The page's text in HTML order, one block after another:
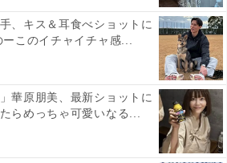
、キス＆耳食べショットに
このイチャイチャ感...
華原朋美、最新ショットに
らめっちゃ可愛いなる...